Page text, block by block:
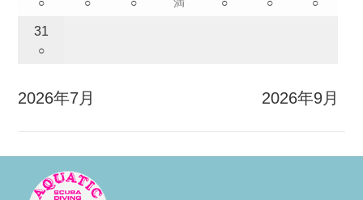
31
○
2026年7月 2026年9月